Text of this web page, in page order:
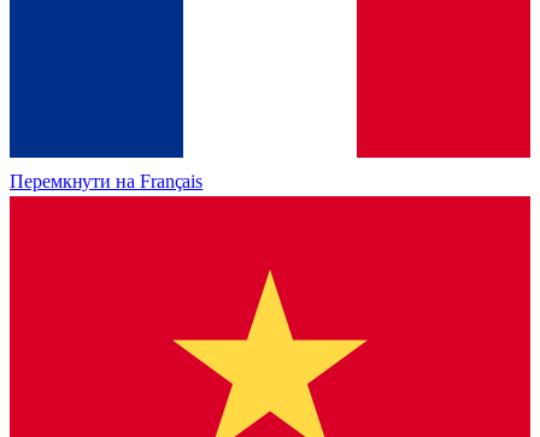
Перемкнути на Français